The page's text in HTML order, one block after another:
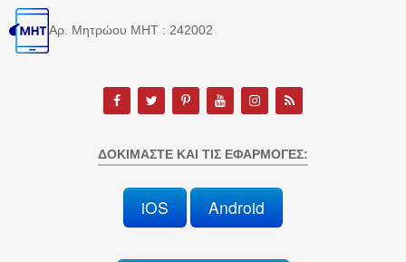
Αρ. Μητρώου MHT : 242002
ΔΟΚΙΜΆΣΤΕ ΚΑΙ ΤΙΣ ΕΦΑΡΜΟΓΈΣ:
iOS Android